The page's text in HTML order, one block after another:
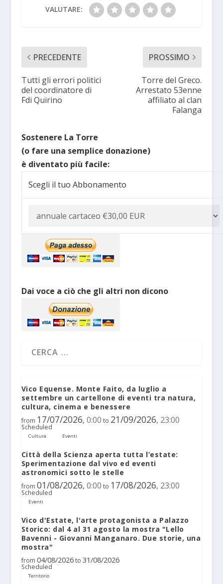
VALUTARE:
PRECEDENTE
Tutti gli errori politici
del coordinatore di
Fdi Quirino
PROSSIMO
Torre del Greco.
Arrestato 53enne
affiliato al clan
Falanga
Sostenere La Torre
(o fare una semplice donazione)
è diventato più facile:
Scegli il tuo Abbonamento
Dai voce a ciò che gli altri non dicono
Vico Equense. Monte Faito, da luglio a
settembre un cartellone di eventi tra natura,
cultura, cinema e benessere
from 17/07/2026, 0:00 to 21/09/2026, 23:00
Scheduled
Cultura Eventi
Città della Scienza aperta tutta l’estate:
Sperimentazione dal vivo ed eventi
astronomici sotto le stelle
from 01/08/2026, 0:00 to 17/08/2026, 23:00
Scheduled
Eventi
Vico d'Estate, l'arte protagonista a Palazzo
Storico: dal 4 al 31 agosto la mostra "Lello
Bavenni - Giovanni Manganaro. Due storie, una
mostra"
from 04/08/2026 to 31/08/2026
Scheduled
Territorio